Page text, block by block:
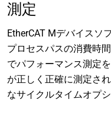
測定
EtherCAT Mデバイスソ
プロセスパスの消費時
でパフォーマンス測定
が正しく正確に測定さ
なサイクルタイムオプ